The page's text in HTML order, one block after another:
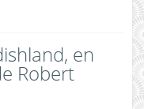
en
Robert